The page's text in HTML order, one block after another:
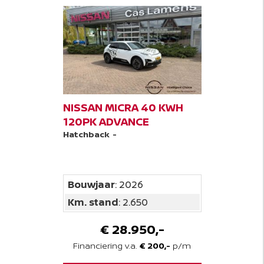
NISSAN MICRA 40 KWH
120PK ADVANCE
Hatchback -
Bouwjaar: 2026
Km. stand: 2.650
€ 28.950,-
Financiering v.a. € 200,- p/m